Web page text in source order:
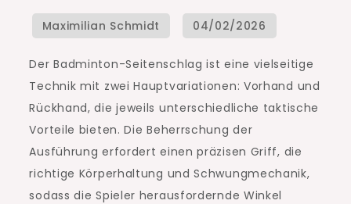
Platzierung
Der Badminton-Seitenschlag ist eine vielseitige
Technik mit zwei Hauptvariationen: Vorhand und
Rückhand, die jeweils unterschiedliche taktische
Vorteile bieten. Die Beherrschung der
Ausführung erfordert einen präzisen Griff, die
richtige Körperhaltung und Schwungmechanik,
sodass die Spieler herausfordernde Winkel